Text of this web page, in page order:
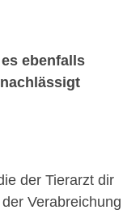
ebenfalls
der Tierarzt dir
Verabreichung